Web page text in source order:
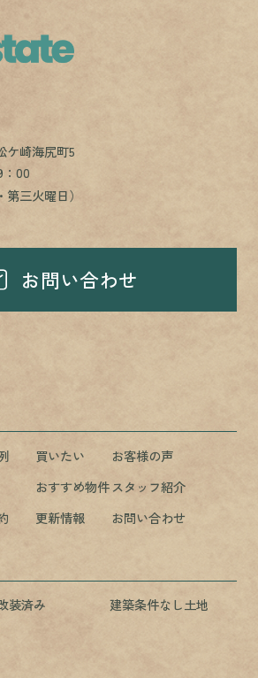
ケ崎海尻町5
00
三火曜日）
お問い合わせ
買いたい
お客様の声
おすすめ物件スタッフ紹介
更新情報 お問い合わせ
装済み
建築条件なし土地